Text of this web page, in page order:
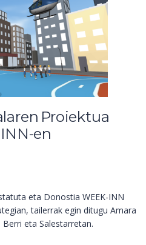
Proiektua
en
eta Donostia WEEK-INN
tailerrak egin ditugu Amara
eta Salestarretan.